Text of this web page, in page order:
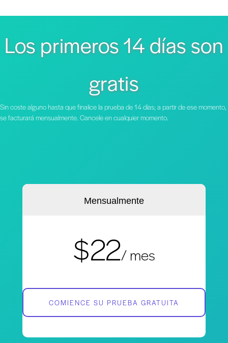
Los primeros 14 días son
gratis
Sin coste alguno hasta que finalice la prueba de 14 días; a partir de ese momento,
se facturará mensualmente. Cancele en cualquier momento.
Mensualmente
$22/ mes
COMIENCE SU PRUEBA GRATUITA